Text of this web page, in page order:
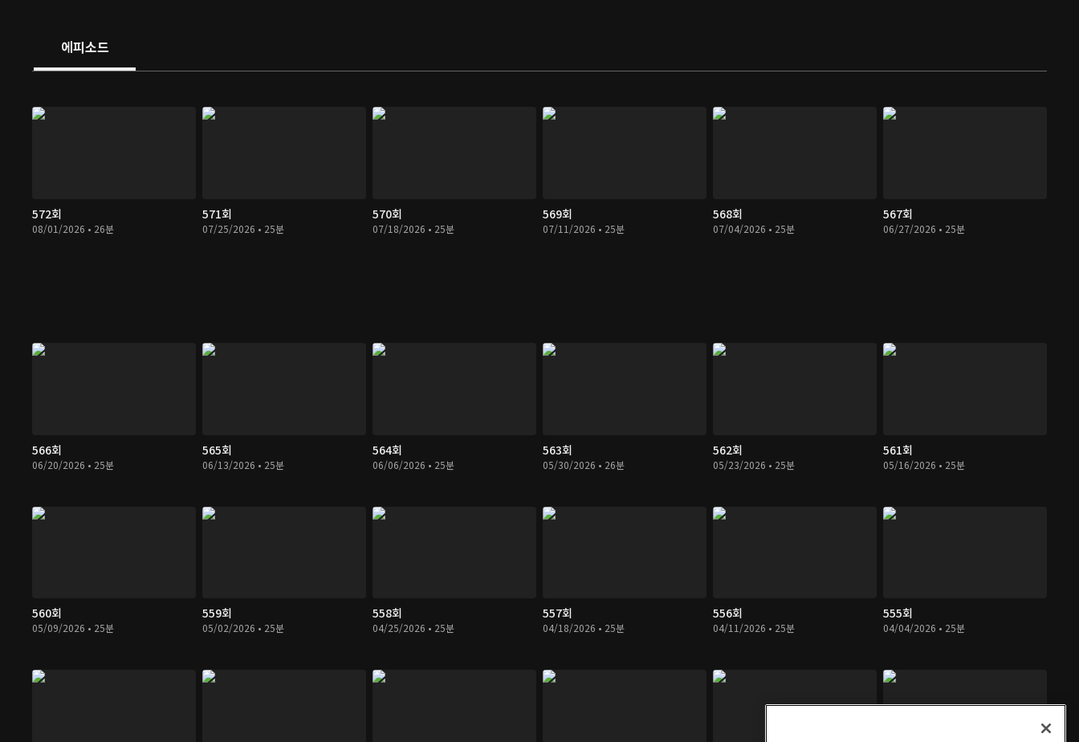
에피소드
572회
08/01/2026 • 26분
571회
07/25/2026 • 25분
570회
07/18/2026 • 25분
569회
07/11/2026 • 25분
568회
07/04/2026 • 25분
567회
06/27/2026 • 25분
566회
06/20/2026 • 25분
565회
06/13/2026 • 25분
564회
06/06/2026 • 25분
563회
05/30/2026 • 26분
562회
05/23/2026 • 25분
561회
05/16/2026 • 25분
560회
05/09/2026 • 25분
559회
05/02/2026 • 25분
558회
04/25/2026 • 25분
557회
04/18/2026 • 25분
556회
04/11/2026 • 25분
555회
04/04/2026 • 25분